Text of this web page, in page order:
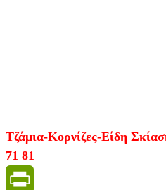
Τζάμια-Κορνίζες-Είδη
71 81